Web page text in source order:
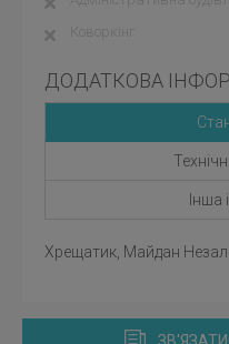
Коворкінг
ДОДАТКОВА
Інша
Хрещатик, Майдан